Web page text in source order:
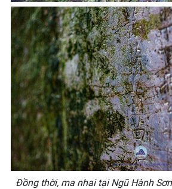
Đồng thời, ma nhai tại Ngũ Hành